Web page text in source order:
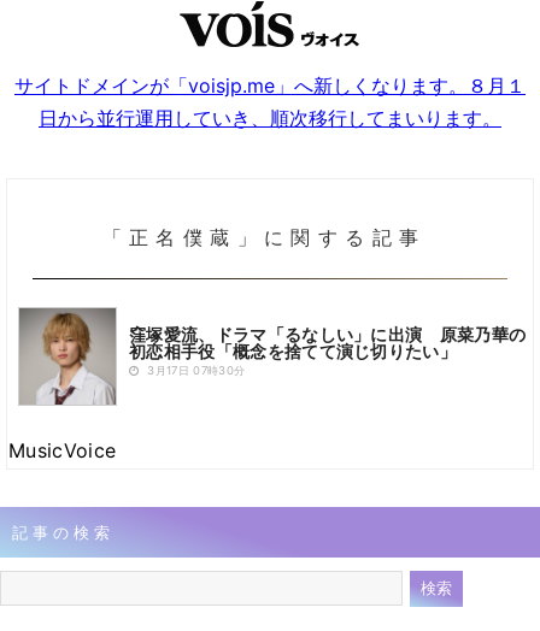
サイトドメインが「voisjp.me」へ新しくなります。８月１
日から並行運用していき、順次移行してまいります。
「正名僕蔵」に関する記事
窪塚愛流、ドラマ「るなしい」に出演 原菜乃華の
初恋相手役「概念を捨てて演じ切りたい」
3月17日 07時30分
MusicVoice
記事の検索